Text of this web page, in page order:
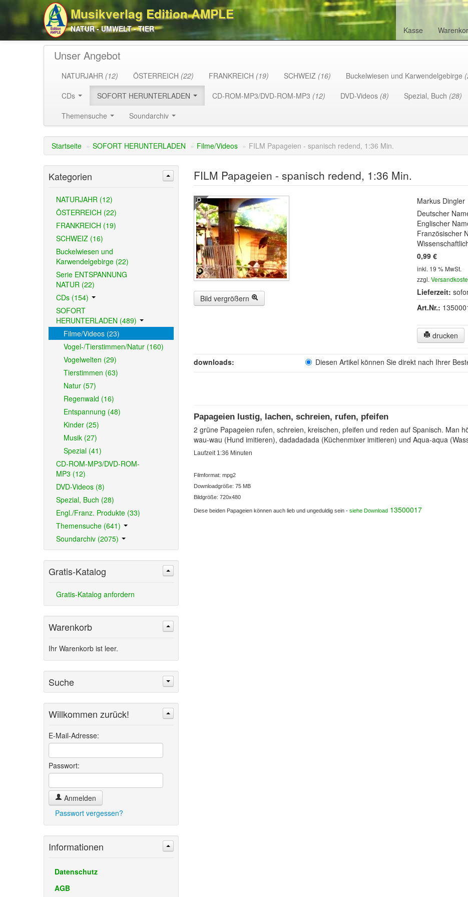
Musikverlag Edition AMPLE
NATUR - UMWELT - TIER
Kasse
Unser Angebot
NATURJAHR (12) ÖSTERREICH (22) FRANKREICH (19) SCHWEIZ (16) Buckelwiesen und Karwendelgebirge
CDs
SOFORT HERUNTERLADEN CD-ROM-MP3/DVD-ROM-MP3 (12) DVD-Videos (8) Spezial, Buch (28)
Themensuche
Soundarchiv
Startseite » SOFORT HERUNTERLADEN » Filme/Videos » FILM Papageien - spanisch redend, 1:36 Min.
FILM Papageien - spanisch redend, 1:36 Min.
Bild vergrößern
Markus Dingler
Deutscher
Englischer
Französischer
0,99 €
inkl. 19 % MwSt.
zzgl.
Lieferzeit:
Art.Nr.:
drucken
downloads: Diesen Artikel können Sie direkt nach Ihrer
Papageien lustig, lachen, schreien, rufen, pfeifen
2 grüne Papageien rufen, schreien, kreischen, pfeifen und reden auf Spanisch. Man
wau-wau (Hund imitieren), dadadadada (Küchenmixer imitieren) und Aqua-aqua
Laufzeit 1:36 Minuten
Filmformat: mpg2
Downloadgröße: 75 MB
Bildgröße: 720x480
Diese beiden Papageien können auch lieb und ungeduldig sein - siehe Download13500017
Kategorien
NATURJAHR (12)
ÖSTERREICH (22)
FRANKREICH (19)
SCHWEIZ (16)
Buckelwiesen und
Karwendelgebirge (22)
Serie ENTSPANNUNG
NATUR (22)
CDs (154)
SOFORT
HERUNTERLADEN (489)
Filme/Videos (23)
Vogel-/Tierstimmen/Natur (160)
Vogelwelten (29)
Tierstimmen (63)
Natur (57)
Regenwald (16)
Entspannung (48)
Kinder (25)
Musik (27)
Spezial (41)
CD-ROM-MP3/DVD-ROM-
MP3 (12)
DVD-Videos (8)
Spezial, Buch (28)
Engl./Franz. Produkte (33)
Themensuche (641)
Soundarchiv (2075)
Gratis-Katalog
Gratis-Katalog anfordern
Warenkorb
Ihr Warenkorb ist leer.
Suche
Willkommen zurück!
E-Mail-Adresse:
Passwort:
Anmelden
Passwort vergessen?
Informationen
Datenschutz
AGB